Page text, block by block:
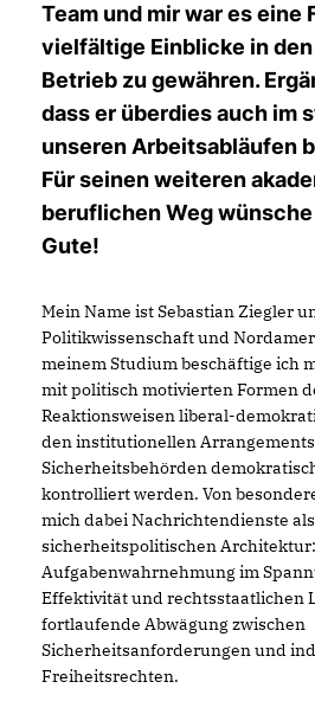
Team und mir war es eine
vielfältige Einblicke in
Betrieb zu gewähren.
dass er überdies auch im
unseren Arbeitsabläufen
Für seinen weiteren
beruflichen Weg
Gute!
Mein Name ist Sebastian Ziegler
Politikwissenschaft und
meinem Studium beschäftige ich
mit politisch motivierten Formen
Reaktionsweisen liberal-
den institutionellen
Sicherheitsbehörden
kontrolliert werden. Von
mich dabei Nachrichtendienste
sicherheitspolitischen
Aufgabenwahrnehmung im
Effektivität und rechtsstaatlichen
fortlaufende Abwägung zwischen
Sicherheitsanforderungen und
Freiheitsrechten.